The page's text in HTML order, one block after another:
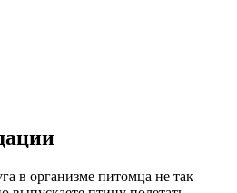
в организме питомца не так